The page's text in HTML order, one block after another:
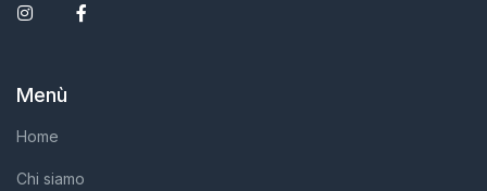
Instagram
Menù
Home
Chi siamo